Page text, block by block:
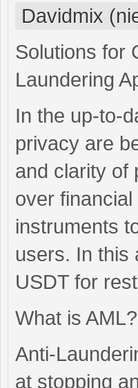
Davidmix
Solutions for
Laundering
In the up-to-
privacy are
and clarity of
over
instruments
users. In this
USDT for
What is AML?
Anti-
at stopping